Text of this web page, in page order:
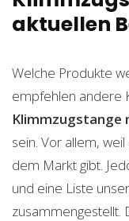
aktuellen
Welche Produkte
empfehlen andere
Klimmzugstange
sein. Vor allem,
dem Markt gibt.
und eine Liste
zusammengestellt.